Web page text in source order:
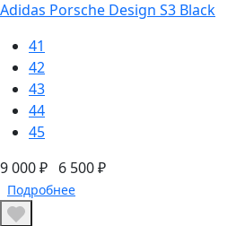
Adidas Porsche Design S3 Black
41
42
43
44
45
9 000 ₽ 6 500 ₽
Подробнее